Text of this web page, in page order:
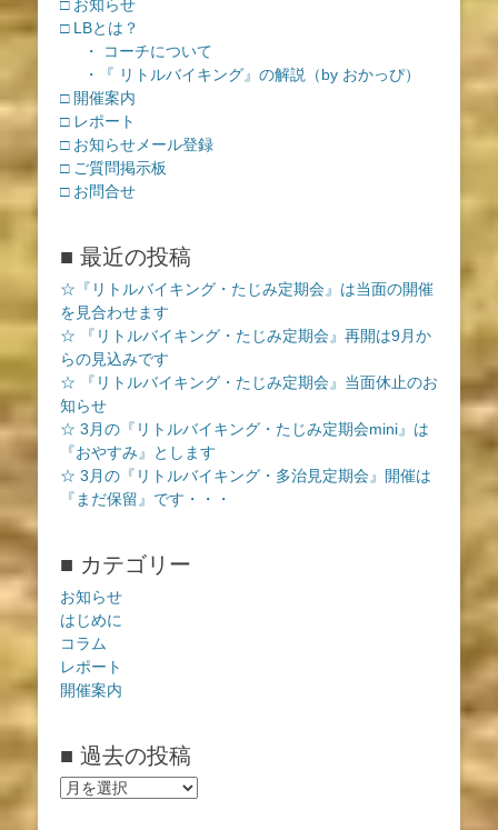
□ お知らせ
□ LBとは？
・ コーチについて
・『 リトルバイキング』の解説（by おかっぴ）
□ 開催案内
□ レポート
□ お知らせメール登録
□ ご質問掲示板
□ お問合せ
■ 最近の投稿
☆『リトルバイキング・たじみ定期会』は当面の開催
を見合わせます
☆ 『リトルバイキング・たじみ定期会』再開は9月か
らの見込みです
☆ 『リトルバイキング・たじみ定期会』当面休止のお
知らせ
☆ 3月の『リトルバイキング・たじみ定期会mini』は
『おやすみ』とします
☆ 3月の『リトルバイキング・多治見定期会』開催は
『まだ保留』です・・・
■ カテゴリー
お知らせ
はじめに
コラム
レポート
開催案内
■ 過去の投稿